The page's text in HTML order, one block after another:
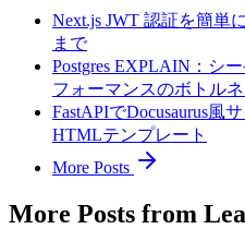
Next.js JWT 認証を簡単
まで
Postgres EXPLAIN：シ
フォーマンスのボトル
FastAPIでDocusaurus風
HTMLテンプレート
More Posts
More Posts from